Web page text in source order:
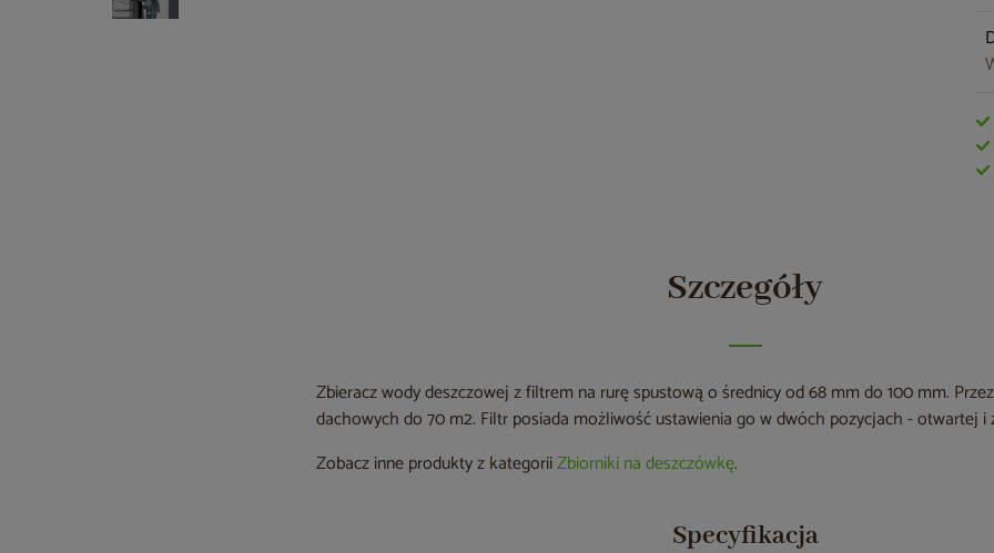
Szczegóły
Zbieracz wody deszczowej z filtrem na rurę spustową o średnicy od 68 mm do 100 mm.
dachowych do 70 m2. Filtr posiada możliwość ustawienia go w dwóch pozycjach - otwartej i
Zobacz inne produkty z kategoriiZbiorniki na deszczówkę.
Specyfikacja